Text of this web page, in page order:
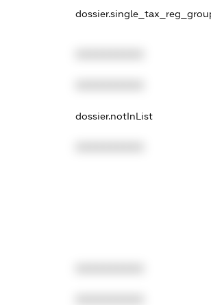
dossier.notInList